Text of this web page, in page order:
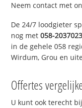
Neem contact met
De 24/7 loodgieter
nog met058-2037023
in de gehele 058
Wirdum, Grou en
Offertes
U kunt ook terecht